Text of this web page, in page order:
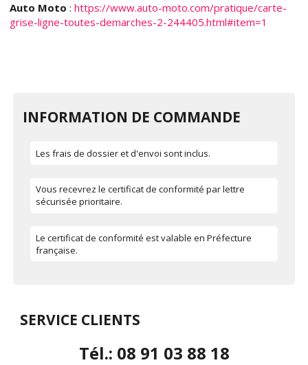
Auto Moto : https://www.auto-moto.com/pratique/carte-
grise-ligne-toutes-demarches-2-244405.html#item=1
INFORMATION DE COMMANDE
Les frais de dossier et d'envoi sont inclus.
Vous recevrez le certificat de conformité par lettre
sécurisée prioritaire.
Le certificat de conformité est valable en Préfecture
française.
SERVICE CLIENTS
Tél.: 08 91 03 88 18